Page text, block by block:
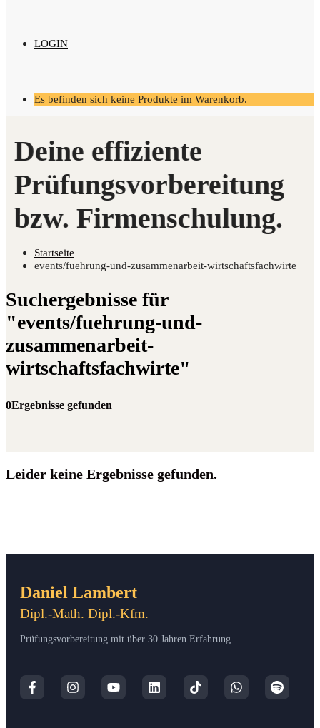
LOGIN
Es befinden sich keine Produkte im Warenkorb.
Startseite
events/fuehrung-und-zusammenarbeit-wirtschaftsfachwirte
Suchergebnisse für
"events/fuehrung-und-
zusammenarbeit-
wirtschaftsfachwirte"
0Ergebnisse gefunden
Leider keine Ergebnisse gefunden.
Daniel Lambert
Dipl.-Math. Dipl.-Kfm.
Prüfungsvorbereitung mit über 30 Jahren Erfahrung